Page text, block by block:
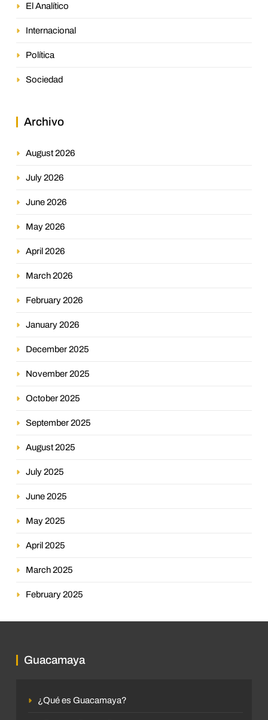
El Analítico
Internacional
Política
Sociedad
Archivo
August 2026
July 2026
June 2026
May 2026
April 2026
March 2026
February 2026
January 2026
December 2025
November 2025
October 2025
September 2025
August 2025
July 2025
June 2025
May 2025
April 2025
March 2025
February 2025
Guacamaya
¿Qué es Guacamaya?